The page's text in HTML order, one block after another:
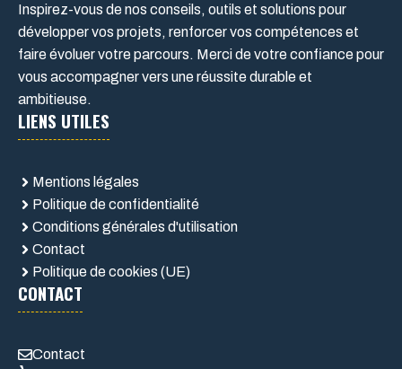
Inspirez-vous de nos conseils, outils et solutions pour
développer vos projets, renforcer vos compétences et
faire évoluer votre parcours. Merci de votre confiance pour
vous accompagner vers une réussite durable et
ambitieuse.
LIENS UTILES
Mentions légales
Politique de confidentialité
Conditions générales d'utilisation
Contact
Politique de cookies (UE)
CONTACT
Contact